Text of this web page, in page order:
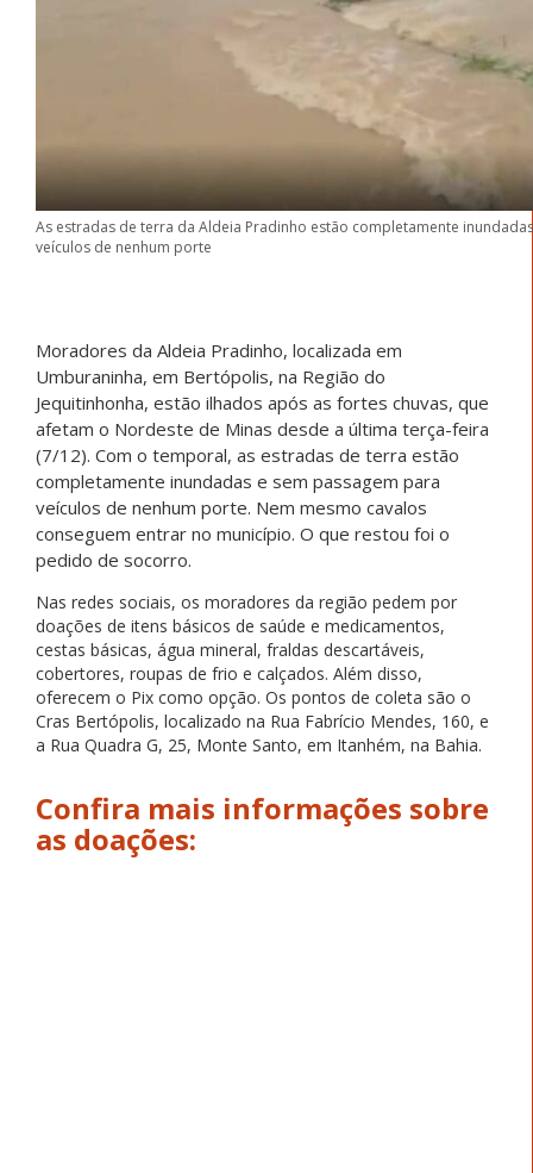
As estradas de terra da Aldeia Pradinho estão completamente
veículos de nenhum porte
Moradores da Aldeia Pradinho, localizada em
Umburaninha, em Bertópolis, na Região do
Jequitinhonha, estão ilhados após as fortes chuvas, que
afetam o Nordeste de Minas desde a última terça-feira
(7/12). Com o temporal, as estradas de terra estão
completamente inundadas e sem passagem para
veículos de nenhum porte. Nem mesmo cavalos
conseguem entrar no município. O que restou foi o
pedido de socorro.
Nas redes sociais, os moradores da região pedem por
doações de itens básicos de saúde e medicamentos,
cestas básicas, água mineral, fraldas descartáveis,
cobertores, roupas de frio e calçados. Além disso,
oferecem o Pix como opção. Os pontos de coleta são o
Cras Bertópolis, localizado na Rua Fabrício Mendes, 160, e
a Rua Quadra G, 25, Monte Santo, em Itanhém, na Bahia.
Confira mais informações sobre
as doações: